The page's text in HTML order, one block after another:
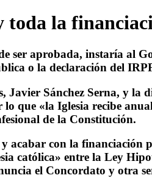
la
ser aprobada, instaría al
o la declaración del
Javier Sánchez Serna, y
que «la Iglesia recibe
de la Constitución.
con la financiación
católica» entre la Ley
el Concordato y otra